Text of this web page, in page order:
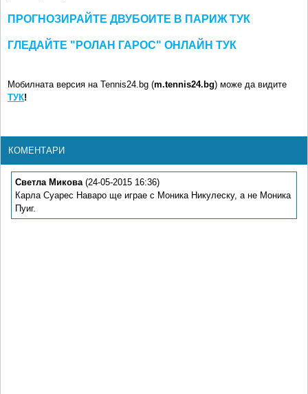
ПРОГНОЗИРАЙТЕ ДВУБОИТЕ В ПАРИЖ ТУК
ГЛЕДАЙТЕ "РОЛАН ГАРОС" ОНЛАЙН ТУК
Мобилната версия на Tennis24.bg (m.tennis24.bg) може да видите
ТУК!
КОМЕНТАРИ
Светла Микова(24-05-2015 16:36)
Карла Суарес Наваро ще играе с Моника Никулеску, а не Моника
Пуиг.